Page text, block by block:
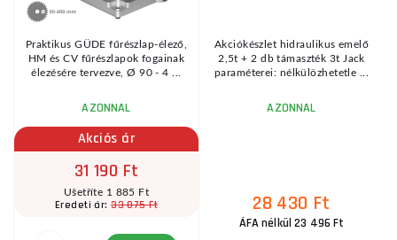
Praktikus GÜDE fűrészlap-élező,
HM és CV fűrészlapok fogainak
élezésére tervezve, Ø 90 - 4 ...
AZONNAL
Akciós ár
31 190 Ft
Ušetříte 1 885 Ft
Eredeti ár:33 075 Ft
Akciókészlet hidraulikus emelő
2,5t + 2 db támaszték 3t Jack
paraméterei: nélkülözhetetle ...
AZONNAL
28 430 Ft
ÁFA nélkül 23 496 Ft